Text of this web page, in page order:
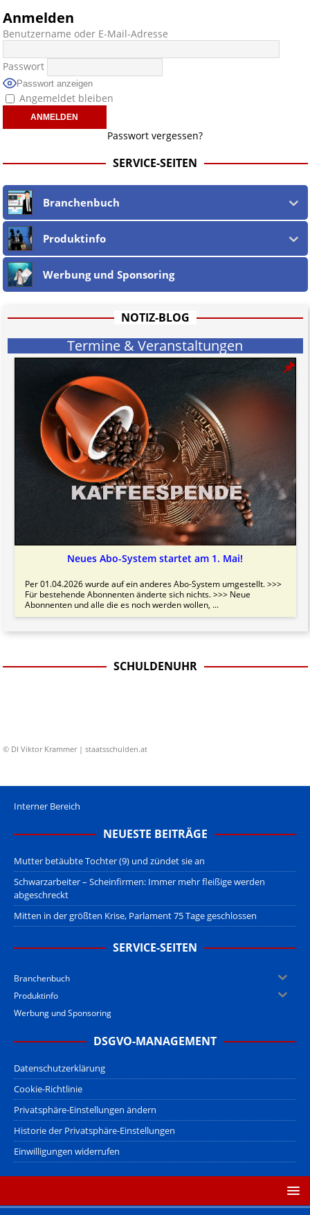
Anmelden
Benutzername oder E-Mail-Adresse
Passwort
Passwort anzeigen
Angemeldet bleiben
Passwort vergessen?
SERVICE-SEITEN
Branchenbuch
Produktinfo
Werbung und Sponsoring
NOTIZ-BLOG
Termine & Veranstaltungen
Neues Abo-System startet am 1. Mai!
Per 01.04.2026 wurde auf ein anderes Abo-System umgestellt. >>>
Für bestehende Abonnenten änderte sich nichts. >>> Neue
Abonnenten und alle die es noch werden wollen, ...
SCHULDENUHR
© DI Viktor Krammer | staatsschulden.at
Interner Bereich
NEUESTE BEITRÄGE
Mutter betäubte Tochter (9) und zündet sie an
Schwarzarbeiter – Scheinfirmen: Immer mehr fleißige werden
abgeschreckt
Mitten in der größten Krise, Parlament 75 Tage geschlossen
SERVICE-SEITEN
Branchenbuch
Produktinfo
Werbung und Sponsoring
DSGVO-MANAGEMENT
Datenschutzerklärung
Cookie-Richtlinie
Privatsphäre-Einstellungen ändern
Historie der Privatsphäre-Einstellungen
Einwilligungen widerrufen